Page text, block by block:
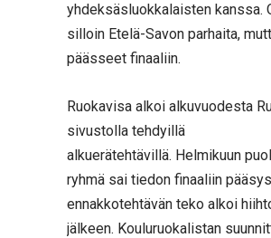
yhdeksäsluokkalaisten kanssa.
silloin Etelä-Savon parhaita,
päässeet finaaliin.
Ruokavisa alkoi alkuvuodesta
sivustolla tehdyillä
alkuerätehtävillä. Helmikuun
ryhmä sai tiedon finaaliin
ennakkotehtävän teko alkoi
jälkeen. Kouluruokalistan